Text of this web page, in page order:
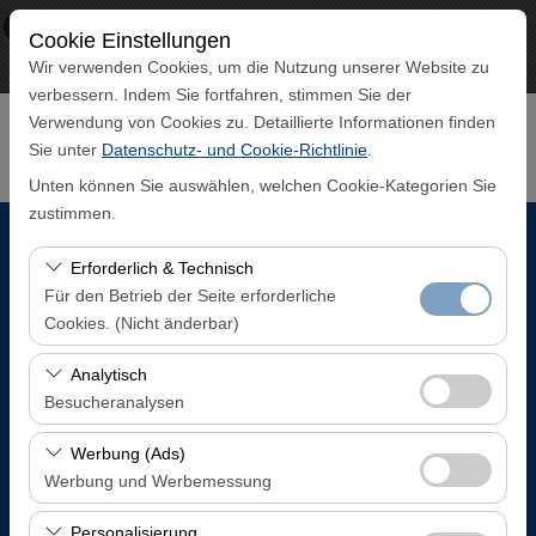
× ECO CAR
www.ecocar.com.tr
Frei - In Google Play
Cookie Einstellungen
Wir verwenden Cookies, um die Nutzung unserer Website zu
verbessern. Indem Sie fortfahren, stimmen Sie der
Verwendung von Cookies zu. Detaillierte Informationen finden
Sie unter Datenschutz- und Cookie-Richtlinie
Unten können Sie auswählen, welchen Cookie-Kategorien Sie
zustimmen.
Erforderlich & Technisch
Für den Betrieb der Seite erforderliche
Cookies. (Nicht änderbar)
Diese Cookies sind für das ordnungsgemäße
Funktionieren der Website, die Sicherheit, die
Sitzungsverwaltung und grundlegende Funktionen
erforderlich. Sie können nicht deaktiviert werden.
Analytisch
Besucheranalysen
Diese Cookies ermöglichen es uns, zu analysieren, wie
unsere Website genutzt wird (Besucherzahl,
meistbesuchte Seiten, Nutzerverhalten). Diese Daten
werden verwendet, um die Leistung der Website zu
Werbung (Ads)
Werbung und Werbemessung
Diese Cookies ermöglichen es uns, Ihnen auf Ihre
Abholstation
Trabzon Flughafen Inlandsankunftsterminal
Eine andere Rückgabestation auswählen
Abholdatum & Zeit